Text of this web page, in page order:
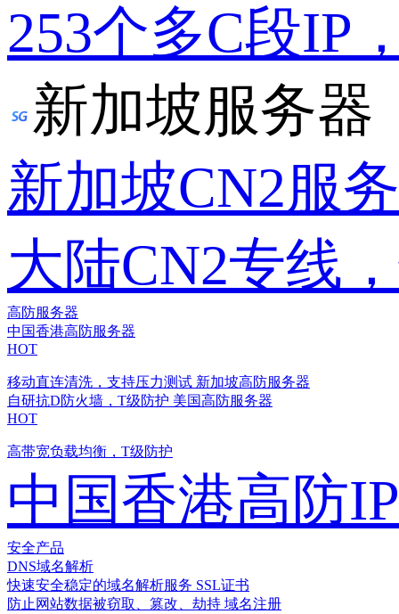
253个多C段IP
新加坡服务器
新加坡CN2服
大陆CN2专线
高防服务器
中国香港高防服务器
HOT
移动直连清洗，支持压力测试 新加坡高防服务器
自研抗D防火墙，T级防护 美国高防服务器
HOT
高带宽负载均衡，T级防护
中国香港高防IP
安全产品
DNS域名解析
快速安全稳定的域名解析服务 SSL证书
防止网站数据被窃取、篡改、劫持 域名注册